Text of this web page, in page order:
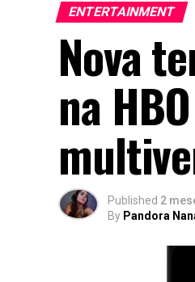
ENTERTAINMENT
Nova
na
Published 2
By Pandora